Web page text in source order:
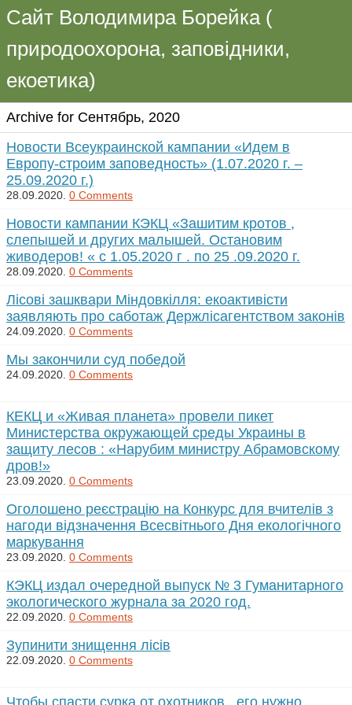
Сайт Володимира Борейка (
природоохорона, заповідники,
екоетика)
Archive for Сентябрь, 2020
Новости Всеукраинской кампании «Идем в
Европу-строим заповедность» (1.07.2020 г. –
25.09.2020 г.)
28.09.2020. 0 Comments
Новости кампании КЭКЦ «Зашитим кротов ,
слепышей и других малышей. Остановим
живодеров! « с 1.05.2020 г . по 25 .09.2020 г.
28.09.2020. 0 Comments
Лісові зашквари Міндовкілля: екоактивісти
заявляють про саботаж Держлісагентством законів
24.09.2020. 0 Comments
Мы закончили суд победой
24.09.2020. 0 Comments
КЕКЦ и «Живая планета» провели пикет
Министерства окружающей среды Украины в
защиту лесов : «Нарубим министру Абрамовскому
дров!»
23.09.2020. 0 Comments
Оголошено реєстрацію на Конкурс для вчителів з
нагоди відзначення Всесвітнього Дня екологічного
маркування
23.09.2020. 0 Comments
КЭКЦ издал очередной выпуск № 3 Гуманитарного
экологического журнала за 2020 год.
22.09.2020. 0 Comments
Зупинити знищення лісів
22.09.2020. 0 Comments
Чтобы спасти сурка от охотников , его нужно